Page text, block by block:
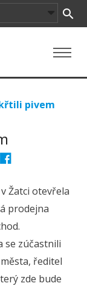
pivem
Žatci otevřela
prodejna
se zúčastnili
ředitel
zde bude